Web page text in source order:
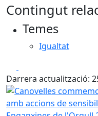
Contingut
Temes
Igualtat
Darrera actualització:
Canovelles